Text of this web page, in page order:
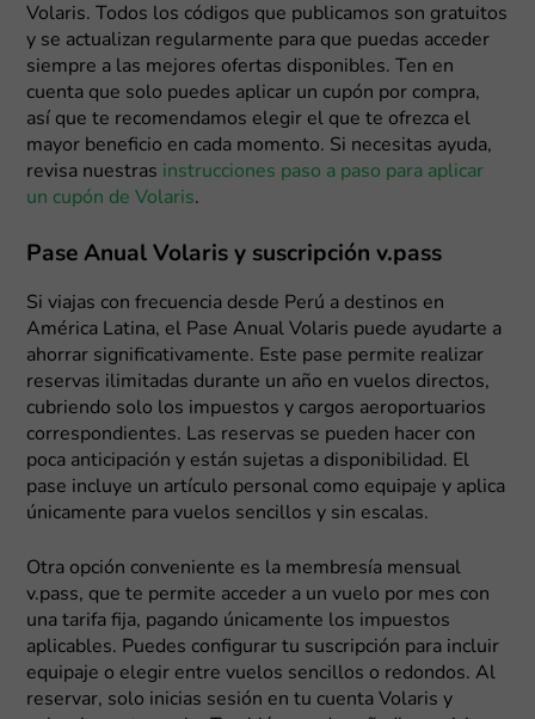
Volaris. Todos los códigos que publicamos son gratuitos
y se actualizan regularmente para que puedas acceder
siempre a las mejores ofertas disponibles. Ten en
cuenta que solo puedes aplicar un cupón por compra,
así que te recomendamos elegir el que te ofrezca el
mayor beneficio en cada momento. Si necesitas ayuda,
revisa nuestras instrucciones paso a paso para aplicar
un cupón de Volaris.
Pase Anual Volaris y suscripción v.pass
Si viajas con frecuencia desde Perú a destinos en
América Latina, el Pase Anual Volaris puede ayudarte a
ahorrar significativamente. Este pase permite realizar
reservas ilimitadas durante un año en vuelos directos,
cubriendo solo los impuestos y cargos aeroportuarios
correspondientes. Las reservas se pueden hacer con
poca anticipación y están sujetas a disponibilidad. El
pase incluye un artículo personal como equipaje y aplica
únicamente para vuelos sencillos y sin escalas.
Otra opción conveniente es la membresía mensual
v.pass, que te permite acceder a un vuelo por mes con
una tarifa fija, pagando únicamente los impuestos
aplicables. Puedes configurar tu suscripción para incluir
equipaje o elegir entre vuelos sencillos o redondos. Al
reservar, solo inicias sesión en tu cuenta Volaris y